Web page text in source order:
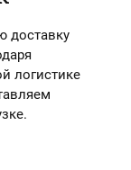
доставку
логистике